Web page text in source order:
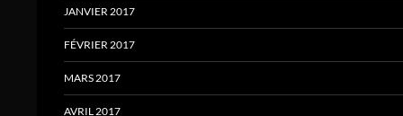
JANVIER 2017
FÉVRIER 2017
MARS 2017
AVRIL 2017